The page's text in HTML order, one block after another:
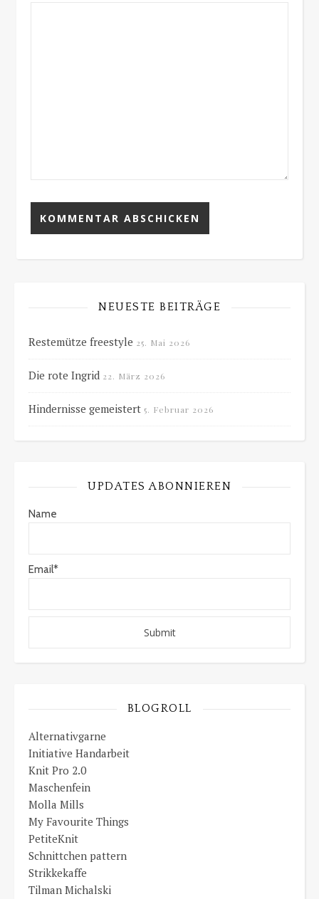
NEUESTE BEITRÄGE
Restemütze freestyle 25. Mai 2026
Die rote Ingrid 22. März 2026
Hindernisse gemeistert 5. Februar 2026
UPDATES ABONNIEREN
Name
Email*
BLOGROLL
Alternativgarne
Initiative Handarbeit
Knit Pro 2.0
Maschenfein
Molla Mills
My Favourite Things
PetiteKnit
Schnittchen pattern
Strikkekaffe
Tilman Michalski